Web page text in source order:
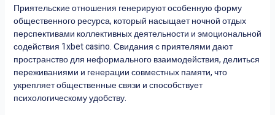
Приятельские отношения генерируют особенную форму
общественного ресурса, который насыщает ночной отдых
перспективами коллективных деятельности и эмоциональной
содействия 1xbet casino. Свидания с приятелями дают
пространство для неформального взаимодействия, делиться
переживаниями и генерации совместных памяти, что
укрепляет общественные связи и способствует
психологическому удобству.